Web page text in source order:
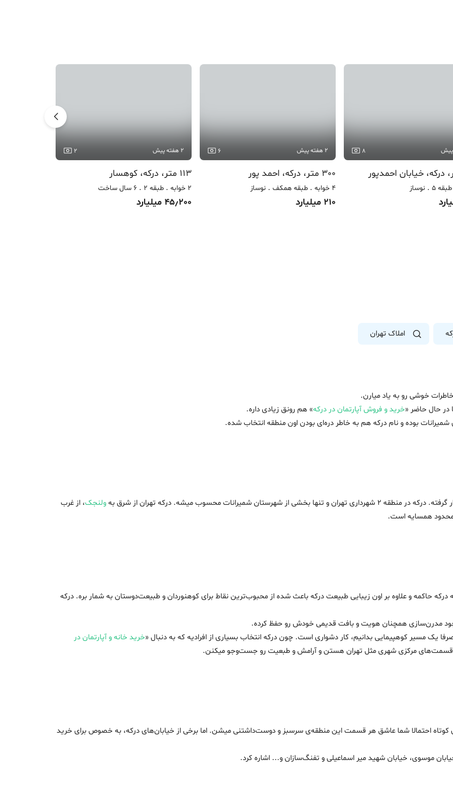
8
طبقه 5 نوساز
2 هفته پیش 6
300 متر، درکه، احمد پور
4 خوابه طبقه همکف نوساز
210 میلیارد
2 هفته پیش 2
113 متر، درکه، کوهسار
2 خوابه طبقه 2 6 سال ساخت
45٫200 میلیارد
املاک تهران
خاطرات خوشی رو به یاد میارن.
در حال حاضر «خرید و فروش آپارتمان در درکه» هم رونق زیادی داره.
بوده و نام درکه هم به خاطر دره‌ای بودن اون منطقه انتخاب شده.
شمیرانات محسوب میشه. درکه تهران از شرق به ولنجک، از غرب
همسایه است.
درکه حاکمه و علاوه بر اون زیبایی طبیعت درکه باعث شده از محبوب‌ترین نقاط برای کوهنوردان و طبیعت‌دوستان به شمار بره. درکه
مدرن‌سازی همچنان هویت و بافت قدیمی خودش رو حفظ کرده.
صرفا یک مسیر کوهپیمایی بدانیم، کار دشواری است. چون درکه انتخاب‌ بسیاری از افرادیه که به دنبال «خرید خانه و آپارتمان در
قسمت‌های مرکزی شهری مثل تهران هستن و آرامش و طبعیت رو جست‌وجو میکنن.
کوتاه احتمالا شما عاشق هر قسمت این منطقه‌ی سرسبز و دوست‌داشتنی میشن. اما برخی از خیابان‌های درکه، به خصوص برای خرید
موسوی، خیابان شهید میر اسماعیلی و تفنگ‌سازان و... اشاره کرد.